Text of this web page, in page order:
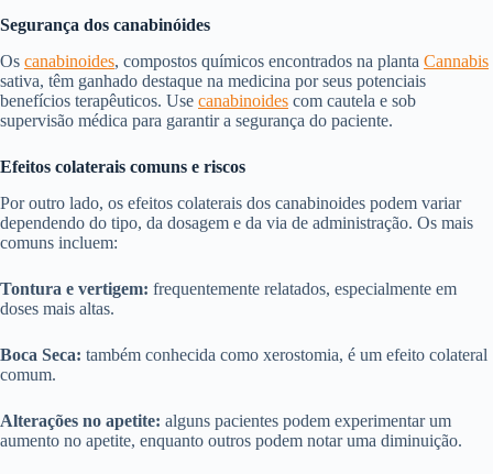
Segurança dos canabinóides
Os canabinoides, compostos químicos encontrados na planta Cannabis
sativa, têm ganhado destaque na medicina por seus potenciais
benefícios terapêuticos. Use canabinoides com cautela e sob
supervisão médica para garantir a segurança do paciente.
Efeitos colaterais comuns e riscos
Por outro lado, os efeitos colaterais dos canabinoides podem variar
dependendo do tipo, da dosagem e da via de administração. Os mais
comuns incluem:
Tontura e vertigem: frequentemente relatados, especialmente em
doses mais altas.
Boca Seca: também conhecida como xerostomia, é um efeito colateral
comum.
Alterações no apetite: alguns pacientes podem experimentar um
aumento no apetite, enquanto outros podem notar uma diminuição.